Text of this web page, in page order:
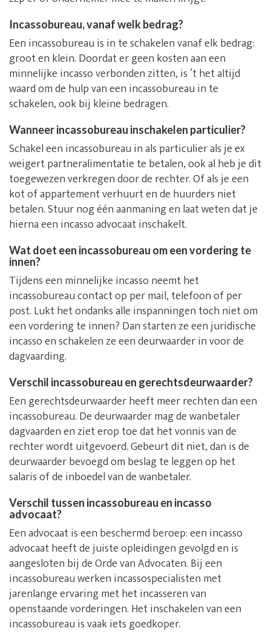
Incassobureau, vanaf welk bedrag?
Een incassobureau is in te schakelen vanaf elk bedrag:
groot en klein. Doordat er geen kosten aan een
minnelijke incasso verbonden zitten, is ’t het altijd
waard om de hulp van een incassobureau in te
schakelen, ook bij kleine bedragen.
Wanneer incassobureau inschakelen particulier?
Schakel een incassobureau in als particulier als je ex
weigert partneralimentatie te betalen, ook al heb je dit
toegewezen verkregen door de rechter. Of als je een
kot of appartement verhuurt en de huurders niet
betalen. Stuur nog één aanmaning en laat weten dat je
hierna een incasso advocaat inschakelt.
Wat doet een incassobureau om een vordering te
innen?
Tijdens een minnelijke incasso neemt het
incassobureau contact op per mail, telefoon of per
post. Lukt het ondanks alle inspanningen toch niet om
een vordering te innen? Dan starten ze een juridische
incasso en schakelen ze een deurwaarder in voor de
dagvaarding.
Verschil incassobureau en gerechtsdeurwaarder?
Een gerechtsdeurwaarder heeft meer rechten dan een
incassobureau. De deurwaarder mag de wanbetaler
dagvaarden en ziet erop toe dat het vonnis van de
rechter wordt uitgevoerd. Gebeurt dit niet, dan is de
deurwaarder bevoegd om beslag te leggen op het
salaris of de inboedel van de wanbetaler.
Verschil tussen incassobureau en incasso
advocaat?
Een advocaat is een beschermd beroep: een incasso
advocaat heeft de juiste opleidingen gevolgd en is
aangesloten bij de Orde van Advocaten. Bij een
incassobureau werken incassospecialisten met
jarenlange ervaring met het incasseren van
openstaande vorderingen. Het inschakelen van een
incassobureau is vaak iets goedkoper.